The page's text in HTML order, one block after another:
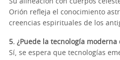
Su alineación con cuerpos
Orión refleja el conocimiento
creencias espirituales de los
5. ¿Puede la tecnología
Sí, se espera que tecnologías